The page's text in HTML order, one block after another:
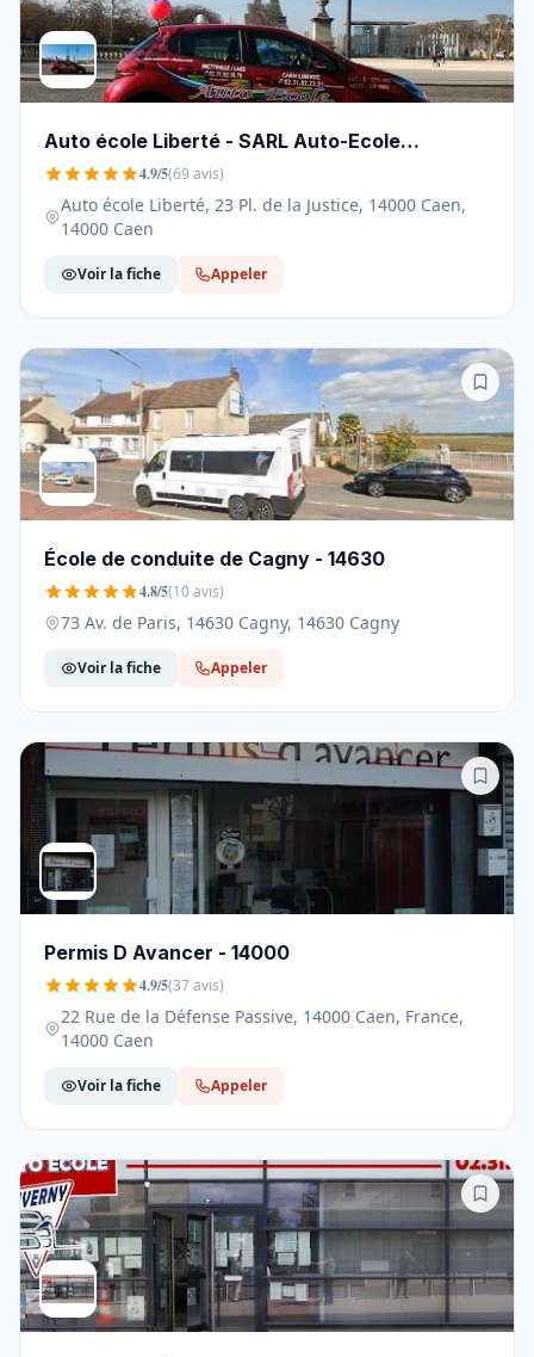
Auto école Liberté - SARL Auto-Ecole
VILLEDIEU - 14000
4.9/5(69 avis)
Auto école Liberté, 23 Pl. de la Justice, 14000 Caen,
14000 Caen
Voir la fiche Appeler
École de conduite de Cagny - 14630
4.8/5(10 avis)
73 Av. de Paris, 14630 Cagny, 14630 Cagny
Voir la fiche Appeler
Permis D Avancer - 14000
4.9/5(37 avis)
22 Rue de la Défense Passive, 14000 Caen, France,
14000 Caen
Voir la fiche Appeler